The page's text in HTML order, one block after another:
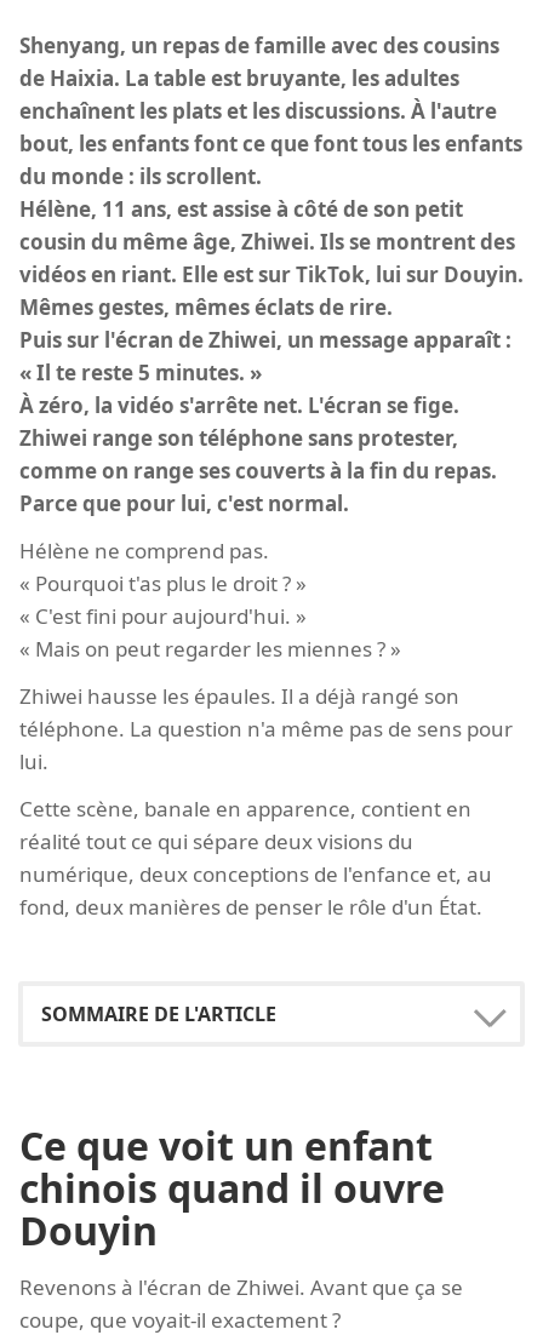
Shenyang, un repas de famille avec des cousins
de Haixia. La table est bruyante, les adultes
enchaînent les plats et les discussions. À l'autre
bout, les enfants font ce que font tous les enfants
du monde : ils scrollent.
Hélène, 11 ans, est assise à côté de son petit
cousin du même âge, Zhiwei. Ils se montrent des
vidéos en riant. Elle est sur TikTok, lui sur Douyin.
Mêmes gestes, mêmes éclats de rire.
Puis sur l'écran de Zhiwei, un message apparaît :
« Il te reste 5 minutes. »
À zéro, la vidéo s'arrête net. L'écran se fige.
Zhiwei range son téléphone sans protester,
comme on range ses couverts à la fin du repas.
Parce que pour lui, c'est normal.
Hélène ne comprend pas.
« Pourquoi t'as plus le droit ? »
« C'est fini pour aujourd'hui. »
« Mais on peut regarder les miennes ? »
Zhiwei hausse les épaules. Il a déjà rangé son
téléphone. La question n'a même pas de sens pour
lui.
Cette scène, banale en apparence, contient en
réalité tout ce qui sépare deux visions du
numérique, deux conceptions de l'enfance et, au
fond, deux manières de penser le rôle d'un État.
Ce que voit un enfant
chinois quand il ouvre
Douyin
Revenons à l'écran de Zhiwei. Avant que ça se
coupe, que voyait-il exactement ?